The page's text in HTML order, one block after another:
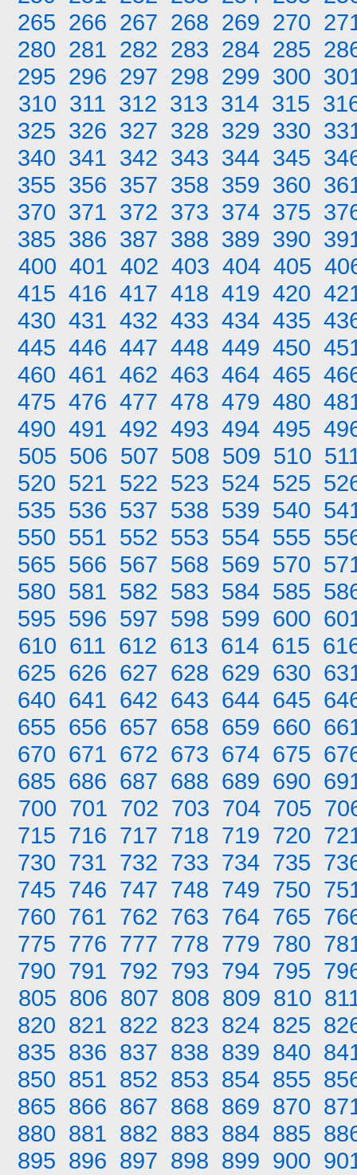
265 266 267 268 269 270
280 281 282 283 284 285
295 296 297 298 299 300
310 311 312 313 314 315
325 326 327 328 329 330
340 341 342 343 344 345
355 356 357 358 359 360
370 371 372 373 374 375
385 386 387 388 389 390
400 401 402 403 404 405
415 416 417 418 419 420
430 431 432 433 434 435
445 446 447 448 449 450
460 461 462 463 464 465
475 476 477 478 479 480
490 491 492 493 494 495
505 506 507 508 509 510
520 521 522 523 524 525
535 536 537 538 539 540
550 551 552 553 554 555
565 566 567 568 569 570
580 581 582 583 584 585
595 596 597 598 599 600
610 611 612 613 614 615
625 626 627 628 629 630
640 641 642 643 644 645
655 656 657 658 659 660
670 671 672 673 674 675
685 686 687 688 689 690
700 701 702 703 704 705
715 716 717 718 719 720
730 731 732 733 734 735
745 746 747 748 749 750
760 761 762 763 764 765
775 776 777 778 779 780
790 791 792 793 794 795
805 806 807 808 809 810
820 821 822 823 824 825
835 836 837 838 839 840
850 851 852 853 854 855
865 866 867 868 869 870
880 881 882 883 884 885
895 896 897 898 899 900